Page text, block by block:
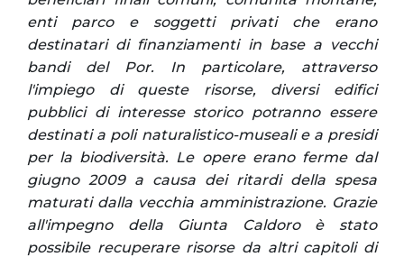
enti parco e soggetti privati che erano
destinatari di finanziamenti in base a vecchi
bandi del Por.
In particolare, attraverso
l'impiego di queste risorse, diversi edifici
pubblici di interesse storico potranno essere
destinati a poli naturalistico-museali e a presidi
per la biodiversità. Le opere erano ferme dal
giugno 2009 a causa dei ritardi della spesa
maturati dalla vecchia amministrazione. Grazie
all'impegno della Giunta Caldoro è stato
possibile recuperare risorse da altri capitoli di